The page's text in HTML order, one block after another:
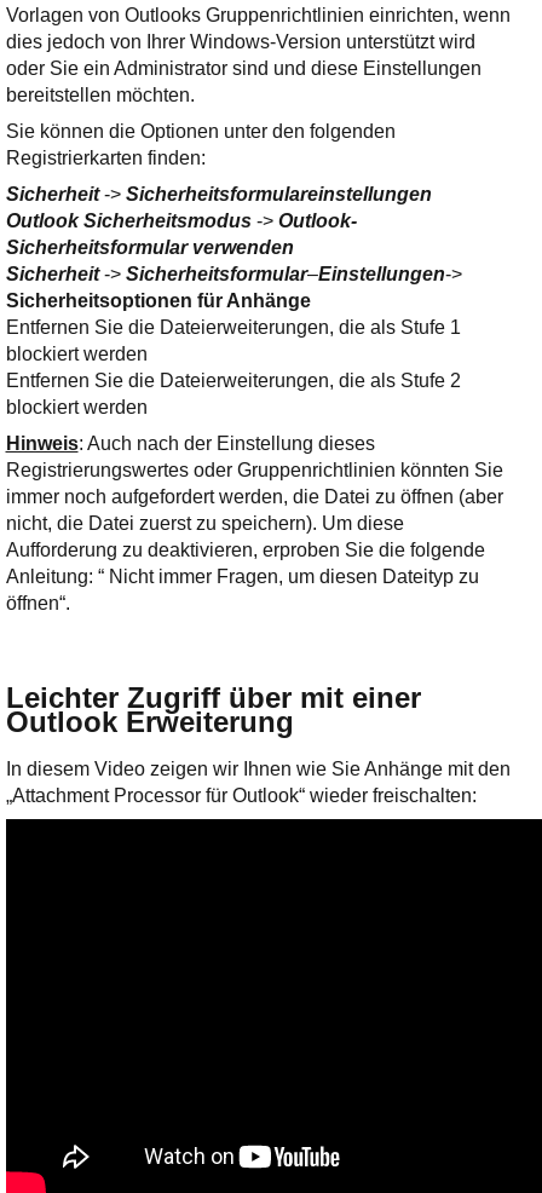
Vorlagen von Outlooks Gruppenrichtlinien einrichten, wenn
dies jedoch von Ihrer Windows-Version unterstützt wird
oder Sie ein Administrator sind und diese Einstellungen
bereitstellen möchten.
Sie können die Optionen unter den folgenden
Registrierkarten finden:
Sicherheit-> Sicherheitsformulareinstellungen
Outlook Sicherheitsmodus-> Outlook-
Sicherheitsformular verwenden
Sicherheit-> Sicherheitsformular–Einstellungen->
Sicherheitsoptionen für Anhänge
Entfernen Sie die Dateierweiterungen, die als Stufe 1
blockiert werden
Entfernen Sie die Dateierweiterungen, die als Stufe 2
blockiert werden
Hinweis: Auch nach der Einstellung dieses
Registrierungswertes oder Gruppenrichtlinien könnten Sie
immer noch aufgefordert werden, die Datei zu öffnen (aber
nicht, die Datei zuerst zu speichern). Um diese
Aufforderung zu deaktivieren, erproben Sie die folgende
Anleitung: “ Nicht immer Fragen, um diesen Dateityp zu
öffnen“.
Leichter Zugriff über mit einer
Outlook Erweiterung
In diesem Video zeigen wir Ihnen wie Sie Anhänge mit den
„Attachment Processor für Outlook“ wieder freischalten: